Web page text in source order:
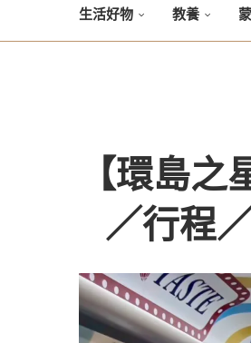
生活好物 教養
【環島
／行程